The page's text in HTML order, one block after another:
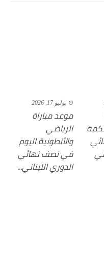
يوليو 17, 2026
موعد مباراة
الرياضي
والأنطونية اليوم
في نصف نهائي
الدوري اللبناني...